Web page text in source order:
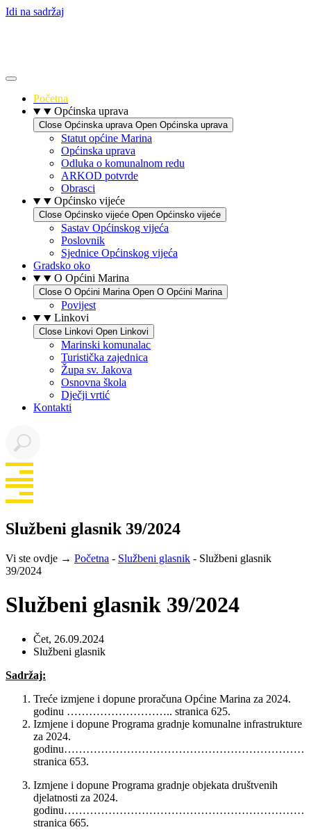
Idi na sadržaj
Početna
Općinska uprava
Close Općinska uprava Open Općinska uprava
Statut općine Marina
Općinska uprava
Odluka o komunalnom redu
ARKOD potvrde
Obrasci
Općinsko vijeće
Close Općinsko vijeće Open Općinsko vijeće
Sastav Općinskog vijeća
Poslovnik
Sjednice Općinskog vijeća
Gradsko oko
O Općini Marina
Close O Općini Marina Open O Općini Marina
Povijest
Linkovi
Close Linkovi Open Linkovi
Marinski komunalac
Turistička zajednica
Župa sv. Jakova
Osnovna škola
Dječji vrtić
Kontakti
Službeni glasnik 39/2024
Vi ste ovdje → Početna - Službeni glasnik - Službeni glasnik
39/2024
Službeni glasnik 39/2024
Čet, 26.09.2024
Službeni glasnik
Sadržaj:
Treće izmjene i dopune proračuna Općine Marina za 2024.
godinu ……………………….. stranica 625.
Izmjene i dopune Programa gradnje komunalne infrastrukture
za 2024.
godinu………………………………………………………….
stranica 653.
Izmjene i dopune Programa gradnje objekata društvenih
djelatnosti za 2024.
godinu…………………………………………………………
stranica 665.